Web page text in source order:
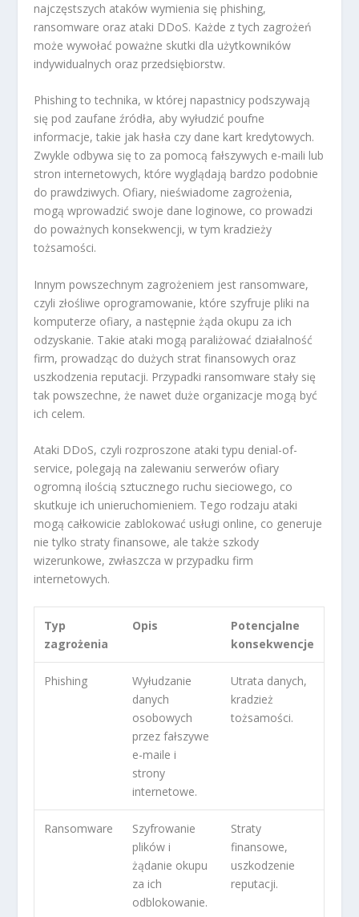
najczęstszych ataków wymienia się phishing,
ransomware oraz ataki DDoS. Każde z tych zagrożeń
może wywołać poważne skutki dla użytkowników
indywidualnych oraz przedsiębiorstw.
Phishing to technika, w której napastnicy podszywają
się pod zaufane źródła, aby wyłudzić poufne
informacje, takie jak hasła czy dane kart kredytowych.
Zwykle odbywa się to za pomocą fałszywych e-maili lub
stron internetowych, które wyglądają bardzo podobnie
do prawdziwych. Ofiary, nieświadome zagrożenia,
mogą wprowadzić swoje dane loginowe, co prowadzi
do poważnych konsekwencji, w tym kradzieży
tożsamości.
Innym powszechnym zagrożeniem jest ransomware,
czyli złośliwe oprogramowanie, które szyfruje pliki na
komputerze ofiary, a następnie żąda okupu za ich
odzyskanie. Takie ataki mogą paraliżować działalność
firm, prowadząc do dużych strat finansowych oraz
uszkodzenia reputacji. Przypadki ransomware stały się
tak powszechne, że nawet duże organizacje mogą być
ich celem.
Ataki DDoS, czyli rozproszone ataki typu denial-of-
service, polegają na zalewaniu serwerów ofiary
ogromną ilością sztucznego ruchu sieciowego, co
skutkuje ich unieruchomieniem. Tego rodzaju ataki
mogą całkowicie zablokować usługi online, co generuje
nie tylko straty finansowe, ale także szkody
wizerunkowe, zwłaszcza w przypadku firm
internetowych.
Typ
zagrożenia
Opis
Potencjalne
konsekwencje
Phishing
Wyłudzanie
danych
osobowych
przez fałszywe
e-maile i
strony
internetowe.
Utrata danych,
kradzież
tożsamości.
Ransomware
Szyfrowanie
plików i
żądanie okupu
za ich
odblokowanie.
Straty
finansowe,
uszkodzenie
reputacji.